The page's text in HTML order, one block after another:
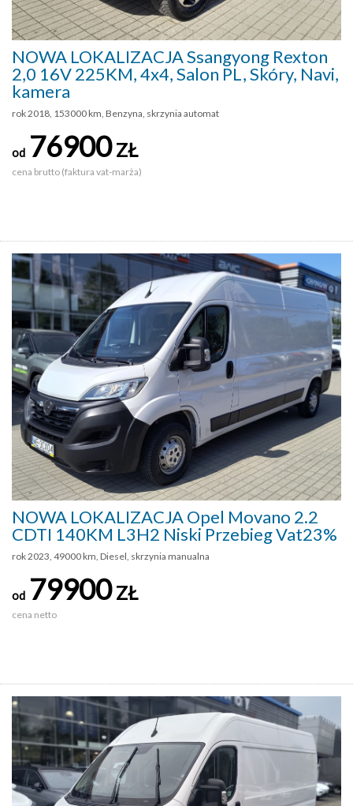
NOWA LOKALIZACJA Ssangyong Rexton
2,0 16V 225KM, 4x4, Salon PL, Skóry, Navi,
kamera
rok 2018, 153000 km, Benzyna, skrzynia automat
od 76900ZŁ
cena brutto (faktura vat-marża)
NOWA LOKALIZACJA Opel Movano 2.2
CDTI 140KM L3H2 Niski Przebieg Vat23%
rok 2023, 49000 km, Diesel, skrzynia manualna
od 79900ZŁ
cena netto